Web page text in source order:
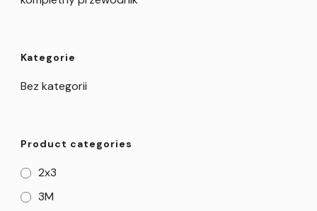
Kategorie
Bez kategorii
Product categories
2x3
3M